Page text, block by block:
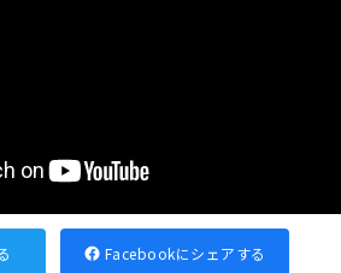
Facebookにシェアする